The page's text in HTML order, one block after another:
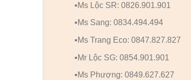
▪️Ms Lộc SR: 0826.901.901
▪️Ms Sang: 0834.494.494
▪️Ms Trang Eco: 0847.827.827
▪️Mr Lộc SG: 0854.901.901
▪️Ms Phượng: 0849.627.627